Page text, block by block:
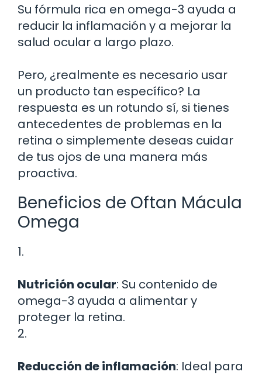
Su fórmula rica en omega-3 ayuda a
reducir la inflamación y a mejorar la
salud ocular a largo plazo.
Pero, ¿realmente es necesario usar
un producto tan específico? La
respuesta es un rotundo sí, si tienes
antecedentes de problemas en la
retina o simplemente deseas cuidar
de tus ojos de una manera más
proactiva.
Beneficios de Oftan Mácula
Omega
1.
Nutrición ocular: Su contenido de
omega-3 ayuda a alimentar y
proteger la retina.
2.
Reducción de inflamación: Ideal para